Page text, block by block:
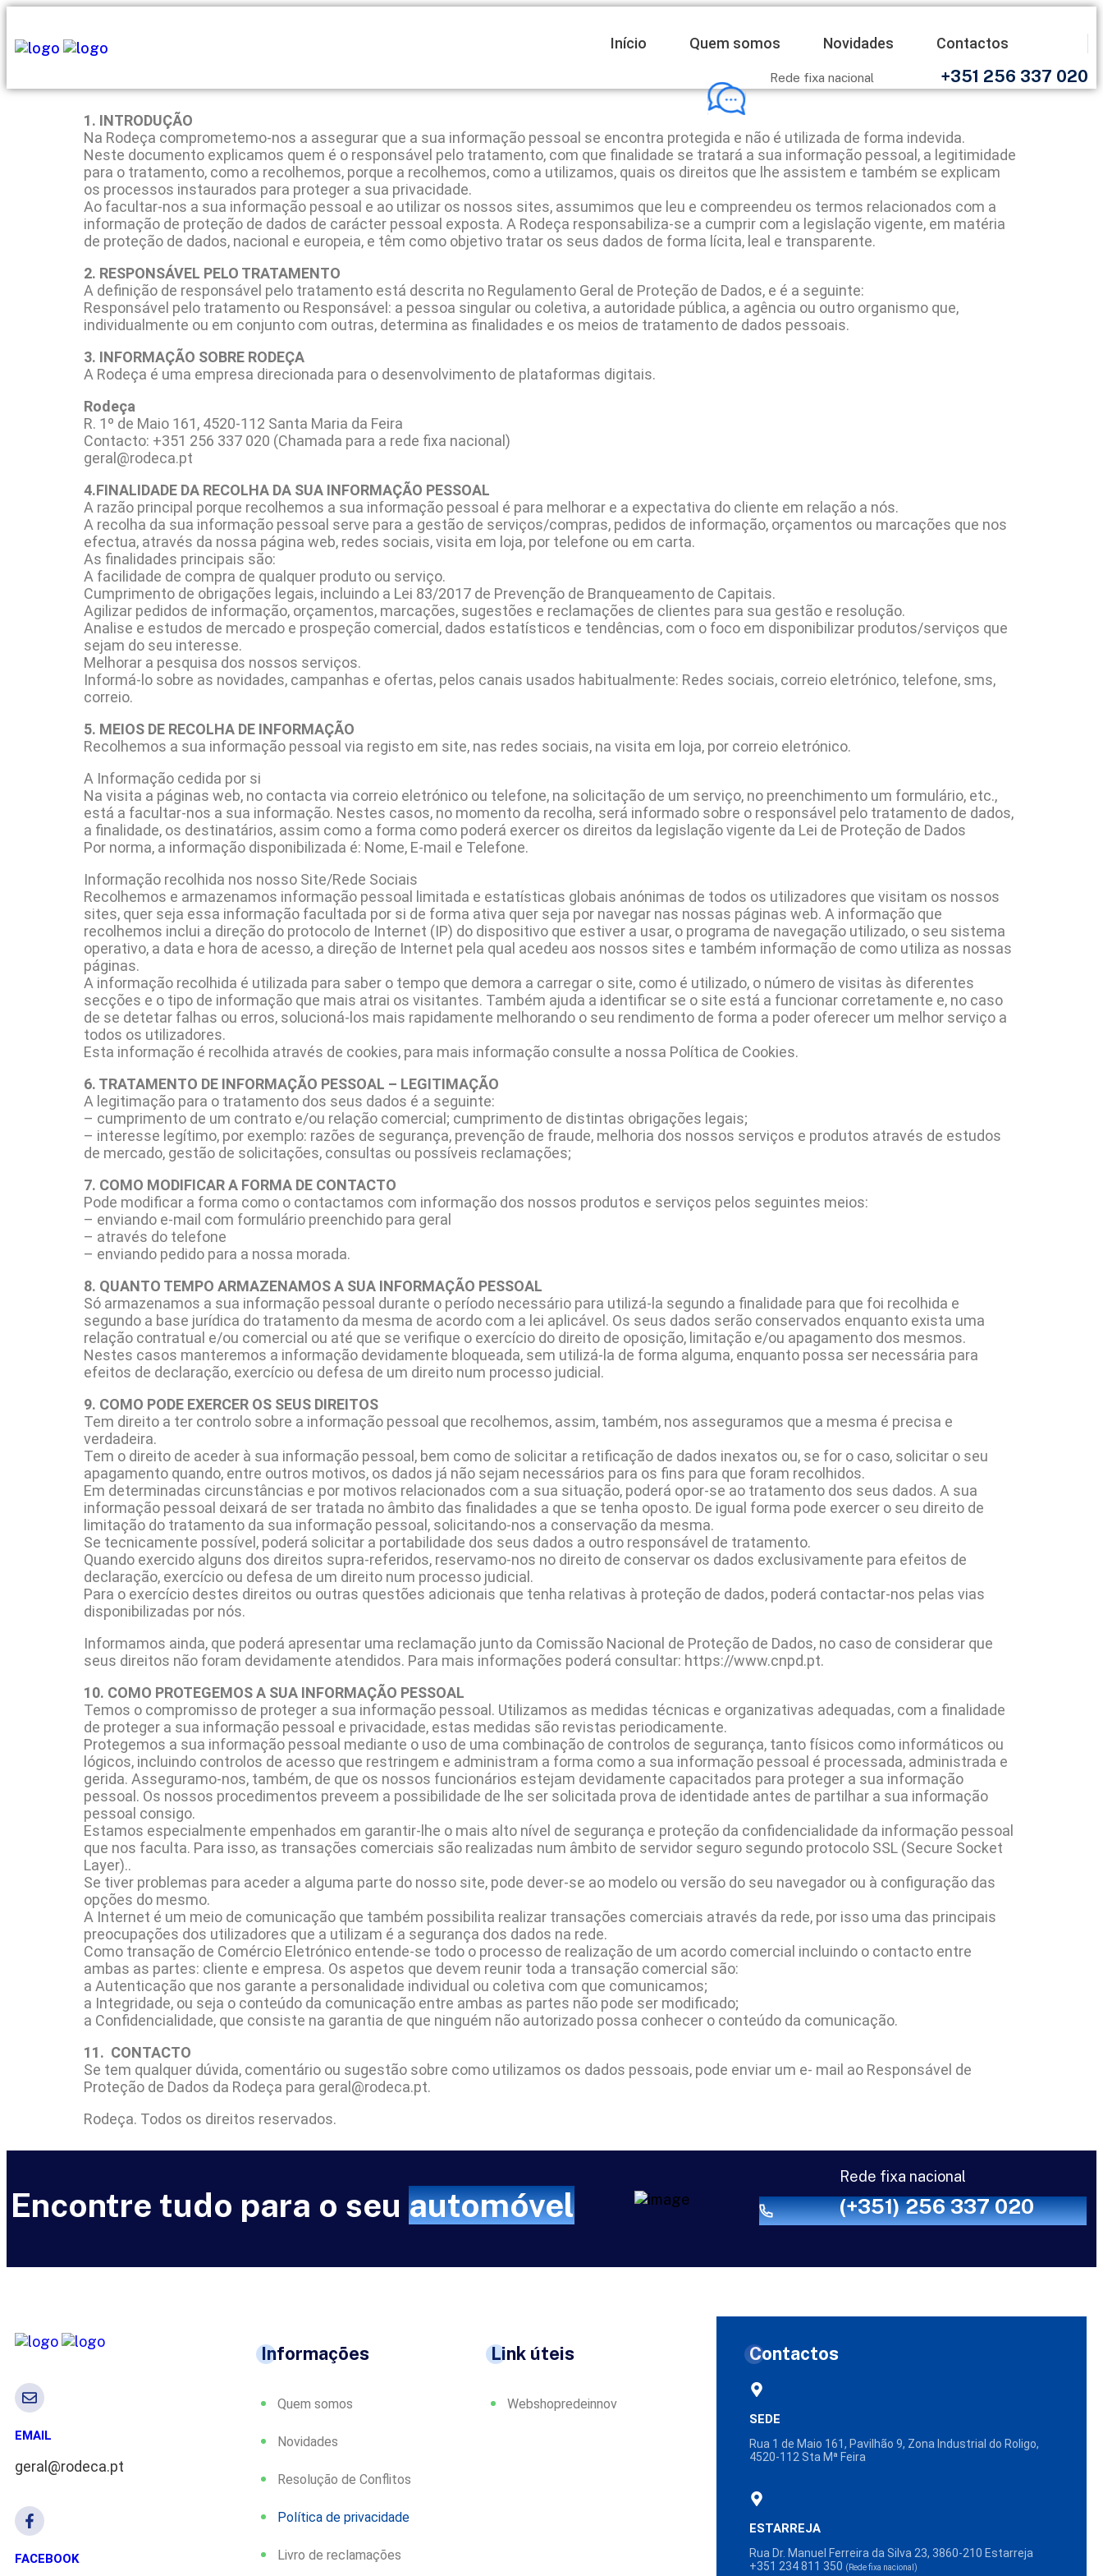
Início Quem somos Novidades Contactos
Rede fixa nacional +351 256 337 020
1. INTRODUÇÃO
Na Rodeça comprometemo-nos a assegurar que a sua informação pessoal se encontra protegida e não é utilizada de forma indevida.
Neste documento explicamos quem é o responsável pelo tratamento, com que finalidade se tratará a sua informação pessoal, a legitimidade
para o tratamento, como a recolhemos, porque a recolhemos, como a utilizamos, quais os direitos que lhe assistem e também se explicam
os processos instaurados para proteger a sua privacidade.
Ao facultar-nos a sua informação pessoal e ao utilizar os nossos sites, assumimos que leu e compreendeu os termos relacionados com a
informação de proteção de dados de carácter pessoal exposta. A Rodeça responsabiliza-se a cumprir com a legislação vigente, em matéria
de proteção de dados, nacional e europeia, e têm como objetivo tratar os seus dados de forma lícita, leal e transparente.
2. RESPONSÁVEL PELO TRATAMENTO
A definição de responsável pelo tratamento está descrita no Regulamento Geral de Proteção de Dados, e é a seguinte:
Responsável pelo tratamento ou Responsável: a pessoa singular ou coletiva, a autoridade pública, a agência ou outro organismo que,
individualmente ou em conjunto com outras, determina as finalidades e os meios de tratamento de dados pessoais.
3. INFORMAÇÃO SOBRE RODEÇA
A Rodeça é uma empresa direcionada para o desenvolvimento de plataformas digitais.
Rodeça
R. 1º de Maio 161, 4520-112 Santa Maria da Feira
Contacto: +351 256 337 020 (Chamada para a rede fixa nacional)
geral@rodeca.pt
4.FINALIDADE DA RECOLHA DA SUA INFORMAÇÃO PESSOAL
A razão principal porque recolhemos a sua informação pessoal é para melhorar e a expectativa do cliente em relação a nós.
A recolha da sua informação pessoal serve para a gestão de serviços/compras, pedidos de informação, orçamentos ou marcações que nos
efectua, através da nossa página web, redes sociais, visita em loja, por telefone ou em carta.
As finalidades principais são:
A facilidade de compra de qualquer produto ou serviço.
Cumprimento de obrigações legais, incluindo a Lei 83/2017 de Prevenção de Branqueamento de Capitais.
Agilizar pedidos de informação, orçamentos, marcações, sugestões e reclamações de clientes para sua gestão e resolução.
Analise e estudos de mercado e prospeção comercial, dados estatísticos e tendências, com o foco em disponibilizar produtos/serviços que
sejam do seu interesse.
Melhorar a pesquisa dos nossos serviços.
Informá-lo sobre as novidades, campanhas e ofertas, pelos canais usados habitualmente: Redes sociais, correio eletrónico, telefone, sms,
correio.
5. MEIOS DE RECOLHA DE INFORMAÇÃO
Recolhemos a sua informação pessoal via registo em site, nas redes sociais, na visita em loja, por correio eletrónico.
A Informação cedida por si
Na visita a páginas web, no contacta via correio eletrónico ou telefone, na solicitação de um serviço, no preenchimento um formulário, etc.,
está a facultar-nos a sua informação. Nestes casos, no momento da recolha, será informado sobre o responsável pelo tratamento de dados,
a finalidade, os destinatários, assim como a forma como poderá exercer os direitos da legislação vigente da Lei de Proteção de Dados
Por norma, a informação disponibilizada é: Nome, E-mail e Telefone.
Informação recolhida nos nosso Site/Rede Sociais
Recolhemos e armazenamos informação pessoal limitada e estatísticas globais anónimas de todos os utilizadores que visitam os nossos
sites, quer seja essa informação facultada por si de forma ativa quer seja por navegar nas nossas páginas web. A informação que
recolhemos inclui a direção do protocolo de Internet (IP) do dispositivo que estiver a usar, o programa de navegação utilizado, o seu sistema
operativo, a data e hora de acesso, a direção de Internet pela qual acedeu aos nossos sites e também informação de como utiliza as nossas
páginas.
A informação recolhida é utilizada para saber o tempo que demora a carregar o site, como é utilizado, o número de visitas às diferentes
secções e o tipo de informação que mais atrai os visitantes. Também ajuda a identificar se o site está a funcionar corretamente e, no caso
de se detetar falhas ou erros, solucioná-los mais rapidamente melhorando o seu rendimento de forma a poder oferecer um melhor serviço a
todos os utilizadores.
Esta informação é recolhida através de cookies, para mais informação consulte a nossa Política de Cookies.
6. TRATAMENTO DE INFORMAÇÃO PESSOAL – LEGITIMAÇÃO
A legitimação para o tratamento dos seus dados é a seguinte:
– cumprimento de um contrato e/ou relação comercial; cumprimento de distintas obrigações legais;
– interesse legítimo, por exemplo: razões de segurança, prevenção de fraude, melhoria dos nossos serviços e produtos através de estudos
de mercado, gestão de solicitações, consultas ou possíveis reclamações;
7. COMO MODIFICAR A FORMA DE CONTACTO
Pode modificar a forma como o contactamos com informação dos nossos produtos e serviços pelos seguintes meios:
– enviando e-mail com formulário preenchido para geral
– através do telefone
– enviando pedido para a nossa morada.
8. QUANTO TEMPO ARMAZENAMOS A SUA INFORMAÇÃO PESSOAL
Só armazenamos a sua informação pessoal durante o período necessário para utilizá-la segundo a finalidade para que foi recolhida e
segundo a base jurídica do tratamento da mesma de acordo com a lei aplicável. Os seus dados serão conservados enquanto exista uma
relação contratual e/ou comercial ou até que se verifique o exercício do direito de oposição, limitação e/ou apagamento dos mesmos.
Nestes casos manteremos a informação devidamente bloqueada, sem utilizá-la de forma alguma, enquanto possa ser necessária para
efeitos de declaração, exercício ou defesa de um direito num processo judicial.
9. COMO PODE EXERCER OS SEUS DIREITOS
Tem direito a ter controlo sobre a informação pessoal que recolhemos, assim, também, nos asseguramos que a mesma é precisa e
verdadeira.
Tem o direito de aceder à sua informação pessoal, bem como de solicitar a retificação de dados inexatos ou, se for o caso, solicitar o seu
apagamento quando, entre outros motivos, os dados já não sejam necessários para os fins para que foram recolhidos.
Em determinadas circunstâncias e por motivos relacionados com a sua situação, poderá opor-se ao tratamento dos seus dados. A sua
informação pessoal deixará de ser tratada no âmbito das finalidades a que se tenha oposto. De igual forma pode exercer o seu direito de
limitação do tratamento da sua informação pessoal, solicitando-nos a conservação da mesma.
Se tecnicamente possível, poderá solicitar a portabilidade dos seus dados a outro responsável de tratamento.
Quando exercido alguns dos direitos supra-referidos, reservamo-nos no direito de conservar os dados exclusivamente para efeitos de
declaração, exercício ou defesa de um direito num processo judicial.
Para o exercício destes direitos ou outras questões adicionais que tenha relativas à proteção de dados, poderá contactar-nos pelas vias
disponibilizadas por nós.
Informamos ainda, que poderá apresentar uma reclamação junto da Comissão Nacional de Proteção de Dados, no caso de considerar que
seus direitos não foram devidamente atendidos. Para mais informações poderá consultar: https://www.cnpd.pt.
10. COMO PROTEGEMOS A SUA INFORMAÇÃO PESSOAL
Temos o compromisso de proteger a sua informação pessoal. Utilizamos as medidas técnicas e organizativas adequadas, com a finalidade
de proteger a sua informação pessoal e privacidade, estas medidas são revistas periodicamente.
Protegemos a sua informação pessoal mediante o uso de uma combinação de controlos de segurança, tanto físicos como informáticos ou
lógicos, incluindo controlos de acesso que restringem e administram a forma como a sua informação pessoal é processada, administrada e
gerida. Asseguramo-nos, também, de que os nossos funcionários estejam devidamente capacitados para proteger a sua informação
pessoal. Os nossos procedimentos preveem a possibilidade de lhe ser solicitada prova de identidade antes de partilhar a sua informação
pessoal consigo.
Estamos especialmente empenhados em garantir-lhe o mais alto nível de segurança e proteção da confidencialidade da informação pessoal
que nos faculta. Para isso, as transações comerciais são realizadas num âmbito de servidor seguro segundo protocolo SSL (Secure Socket
Layer)..
Se tiver problemas para aceder a alguma parte do nosso site, pode dever-se ao modelo ou versão do seu navegador ou à configuração das
opções do mesmo.
A Internet é um meio de comunicação que também possibilita realizar transações comerciais através da rede, por isso uma das principais
preocupações dos utilizadores que a utilizam é a segurança dos dados na rede.
Como transação de Comércio Eletrónico entende-se todo o processo de realização de um acordo comercial incluindo o contacto entre
ambas as partes: cliente e empresa. Os aspetos que devem reunir toda a transação comercial são:
a Autenticação que nos garante a personalidade individual ou coletiva com que comunicamos;
a Integridade, ou seja o conteúdo da comunicação entre ambas as partes não pode ser modificado;
a Confidencialidade, que consiste na garantia de que ninguém não autorizado possa conhecer o conteúdo da comunicação.
11. CONTACTO
Se tem qualquer dúvida, comentário ou sugestão sobre como utilizamos os dados pessoais, pode enviar um e- mail ao Responsável de
Proteção de Dados da Rodeça para geral@rodeca.pt.
Rodeça. Todos os direitos reservados.
Encontre tudo para o seu automóvel
Rede fixa nacional
(+351) 256 337 020
EMAIL
geral@rodeca.pt
FACEBOOK
Informações
Quem somos
Novidades
Resolução de Conflitos
Política de privacidade
Livro de reclamações
Link úteis
Webshopredeinnov
Contactos
SEDE
Rua 1 de Maio 161, Pavilhão 9, Zona Industrial do Roligo,
4520-112 Sta Mª Feira
ESTARREJA
Rua Dr. Manuel Ferreira da Silva 23, 3860-210 Estarreja
+351 234 811 350 (Rede fixa nacional)